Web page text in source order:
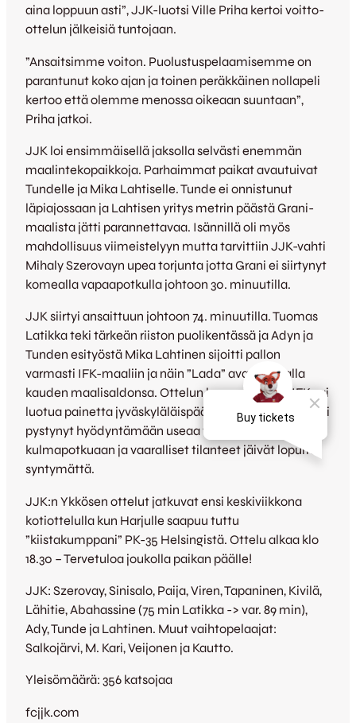
aina loppuun asti”, JJK-luotsi Ville Priha kertoi voitto-
ottelun jälkeisiä tuntojaan.
”Ansaitsimme voiton. Puolustuspelaamisemme on
parantunut koko ajan ja toinen peräkkäinen nollapeli
kertoo että olemme menossa oikeaan suuntaan”,
Priha jatkoi.
JJK loi ensimmäisellä jaksolla selvästi enemmän
maalintekopaikkoja. Parhaimmat paikat avautuivat
Tundelle ja Mika Lahtiselle. Tunde ei onnistunut
läpiajossaan ja Lahtisen yritys metrin päästä Grani-
maalista jätti parannettavaa. Isännillä oli myös
mahdollisuus viimeistelyyn mutta tarvittiin JJK-vahti
Mihaly Szerovayn upea torjunta jotta Grani ei siirtynyt
komealla vapaapotkulla johtoon 30. minuutilla.
JJK siirtyi ansaittuun johtoon 74. minuutilla. Tuomas
Latikka teki tärkeän riiston puolikentässä ja Adyn ja
Tunden esityöstä Mika Lahtinen sijoitti pallon
varmasti IFK-maaliin ja näin ”Lada” avasi samalla
kauden maalisaldonsa. Ottelun loppua kohti GrIFK sai
luotua painetta jyväskyläläispäätyyn mutta joukkue ei
pystynyt hyödyntämään useaa vapaa- ja
kulmapotkuaan ja vaaralliset tilanteet jäivät lopulta
syntymättä.
JJK:n Ykkösen ottelut jatkuvat ensi keskiviikkona
kotiottelulla kun Harjulle saapuu tuttu
”kiistakumppani” PK-35 Helsingistä. Ottelu alkaa klo
18.30 – Tervetuloa joukolla paikan päälle!
JJK: Szerovay, Sinisalo, Paija, Viren, Tapaninen, Kivilä,
Lähitie, Abahassine (75 min Latikka -> var. 89 min),
Ady, Tunde ja Lahtinen. Muut vaihtopelaajat:
Salkojärvi, M. Kari, Veijonen ja Kautto.
Yleisömäärä: 356 katsojaa
fcjjk.com